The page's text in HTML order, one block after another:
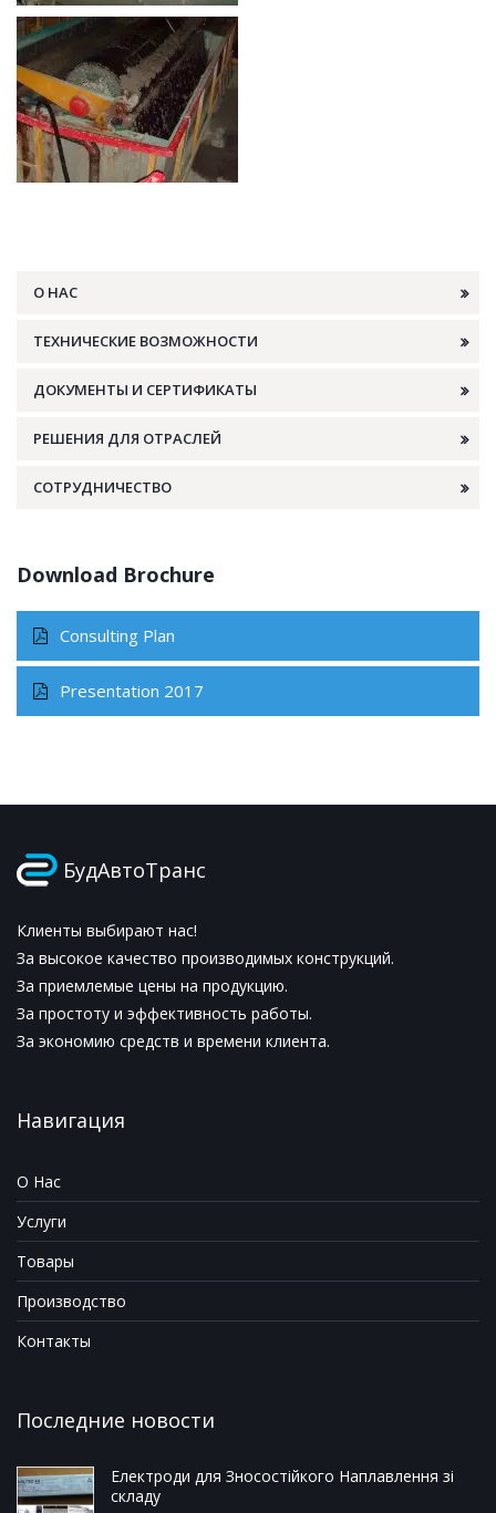
О НАС
ТЕХНИЧЕСКИЕ ВОЗМОЖНОСТИ
ДОКУМЕНТЫ И СЕРТИФИКАТЫ
РЕШЕНИЯ ДЛЯ ОТРАСЛЕЙ
СОТРУДНИЧЕСТВО
Download Brochure
Consulting Plan
Presentation 2017
БудАвтоТранс
Клиенты выбирают нас!
За высокое качество производимых конструкций.
За приемлемые цены на продукцию.
За простоту и эффективность работы.
За экономию средств и времени клиента.
Навигация
О Нас
Услуги
Товары
Производство
Контакты
Последние новости
Електроди для Зносостійкого Наплавлення зі
складу